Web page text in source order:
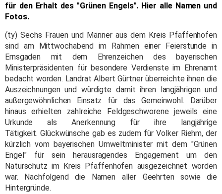
für den Erhalt des "Grünen Engels". Hier alle Namen und
Fotos.
(ty) Sechs Frauen und Männer aus dem Kreis Pfaffenhofen
sind am Mittwochabend im Rahmen einer Feierstunde in
Ernsgaden mit dem Ehrenzeichen des bayerischen
Ministerpräsidenten für besondere Verdienste im Ehrenamt
bedacht worden. Landrat Albert Gürtner überreichte ihnen die
Auszeichnungen und würdigte damit ihren langjährigen und
außergewöhnlichen Einsatz für das Gemeinwohl. Darüber
hinaus erhielten zahlreiche Feldgeschworene jeweils eine
Urkunde als Anerkennung für ihre langjährige
Tätigkeit. Glückwünsche gab es zudem für Volker Riehm, der
kürzlich vom bayerischen Umweltminister mit dem "Grünen
Engel" für sein herausragendes Engagement um den
Naturschutz im Kreis Pfaffenhofen ausgezeichnet worden
war. Nachfolgend die Namen aller Geehrten sowie die
Hintergründe.